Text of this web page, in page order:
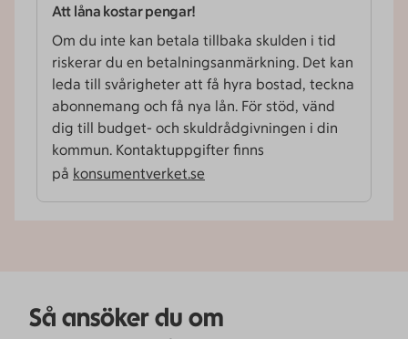
Att låna kostar pengar!
Om du inte kan betala tillbaka skulden i tid
riskerar du en betalnings­­anmärkning. Det kan
leda till svårigheter att få hyra bostad, teckna
abonnemang och få nya lån. För stöd, vänd
dig till budget- och skuld­rådgivningen i din
kommun. Kontaktuppgifter finns
på konsumentverket.se
Så ansöker du om